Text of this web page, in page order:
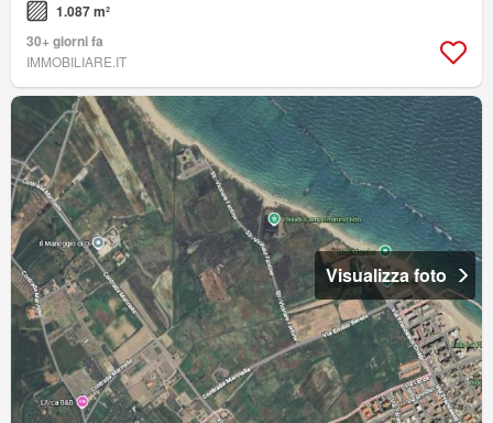
1.087 m²
30+ giorni fa
IMMOBILIARE.IT
Visualizza foto